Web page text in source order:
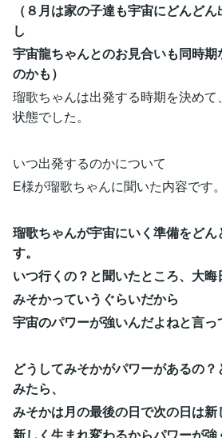
（８月は家の子達も宇宙にどんど
し
宇宙龍ちゃんとのお見合いも同時
のかも）
瑠歌ちゃんは出発する時期を決め
状態でした。
いつ出発するのかについて
E様が瑠歌ちゃんに聞いた内容です。
瑠歌ちゃんが宇宙にいく準備をど
す。
いつ行くの？と聞いたところ、大晦
みそかっていうぐらいだから
宇宙のパワーが強いんだよねと言っ
どうしてみそかがパワーがあるの
みたら、
みそかは月の最後の日で次の日は新